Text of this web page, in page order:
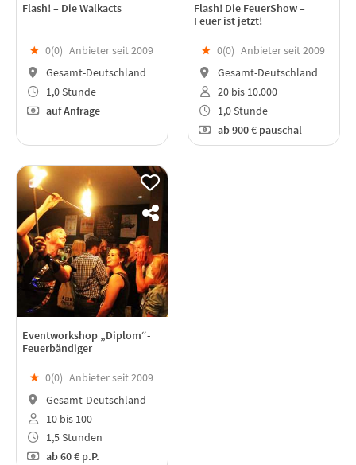
Flash! – Die Walkacts
★ 0(0) Anbieter seit 2009
Gesamt-Deutschland
1,0 Stunde
auf Anfrage
Flash! Die FeuerShow –
Feuer ist jetzt!
★ 0(0) Anbieter seit 2009
Gesamt-Deutschland
20 bis 10.000
1,0 Stunde
ab900 € pauschal
Eventworkshop „Diplom“-
Feuerbändiger
★ 0(0) Anbieter seit 2009
Gesamt-Deutschland
10 bis 100
1,5 Stunden
ab60 € p.P.